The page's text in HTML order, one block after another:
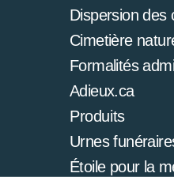
Dispersion des
Cimetière
Formalités
Adieux.ca
Produits
Urnes
Étoile pour la